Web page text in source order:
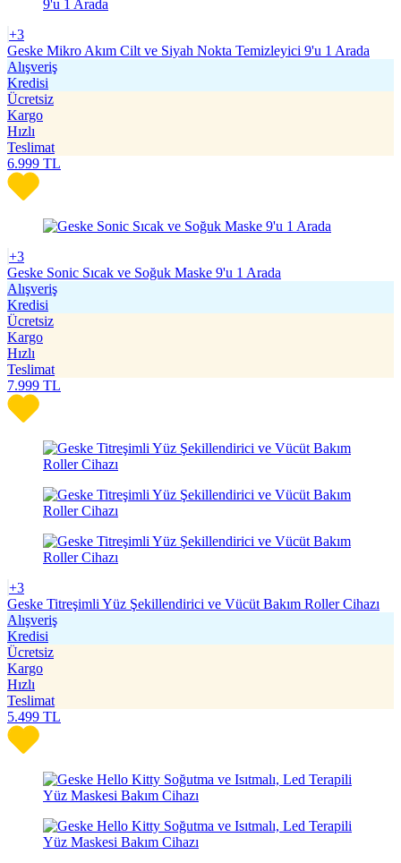
+3
Geske Mikro Akım Cilt ve Siyah Nokta Temizleyici 9'u 1 Arada
Alışveriş
Kredisi
Ücretsiz
Kargo
Hızlı
Teslimat
6.999 TL
+3
Geske Sonic Sıcak ve Soğuk Maske 9'u 1 Arada
Alışveriş
Kredisi
Ücretsiz
Kargo
Hızlı
Teslimat
7.999 TL
+3
Geske Titreşimli Yüz Şekillendirici ve Vücüt Bakım Roller Cihazı
Alışveriş
Kredisi
Ücretsiz
Kargo
Hızlı
Teslimat
5.499 TL